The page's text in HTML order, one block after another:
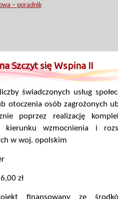
– poradnik
Szczyt się Wspina II
świadczonych usług
otoczenia osób zagrożonych
poprzez realizację
kierunku wzmocnienia i
w woj. opolskim
zł
finansowany ze